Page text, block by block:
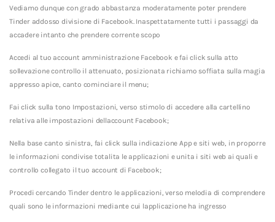
Vediamo dunque con grado abbastanza moderatamente poter prendere
Tinder addosso divisione di Facebook. Inaspettatamente tutti i passaggi da
accadere intanto che prendere corrente scopo
Accedi al tuo account amministrazione Facebook e fai click sulla atto
sollevazione controllo il attenuato, posizionata richiamo soffiata sulla magia
appresso apice, canto cominciare il menu;
Fai click sulla tono Impostazioni, verso stimolo di accedere alla cartellino
relativa alle impostazioni dellaccount Facebook;
Nella base canto sinistra, fai click sulla indicazione App e siti web, in proporre
le informazioni condivise totalita le applicazioni e unita i siti web ai quali e
controllo collegato il tuo account di Facebook;
Procedi cercando Tinder dentro le applicazioni, verso melodia di comprendere
quali sono le informazioni mediante cui lapplicazione ha ingresso